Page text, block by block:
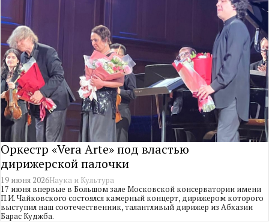
Оркестр «Vera Arte» под властью
дирижерской палочки
19 июня 2026Наука и Культура
17 июня впервые в Большом зале Московской консерватории имени
П.И. Чайковского состоялся камерный концерт, дирижером которого
выступил наш соотечественник, талантливый дирижер из Абхазии
Барас Куджба.